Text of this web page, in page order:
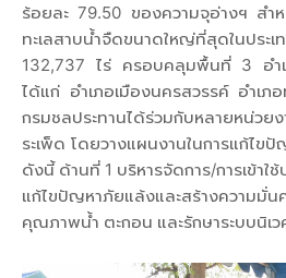
ร้อยละ 79.50 ของความจุอ่างฯ สำ
ทะเลสาบน้ำจืดขนาดใหญ่ที่สุดใน
132,737 ไร่ ครอบคลุมพื้นที่ 3 อำ
ได้แก่ อำเภอเมืองนครสวรรค์ อำเภ
กรมชลประทานได้ร่วมกับหลายหน่ว
ระเพ็ด โดยวางแผนงานในการแก้ไข
ดังนี้ ด้านที่ 1 บริหารจัดการ/การเข้าใ
แก้ไขปัญหาภัยแล้งและสร้างคว
คุณภาพน้ำ ตะกอน และรักษาระบบนิเว